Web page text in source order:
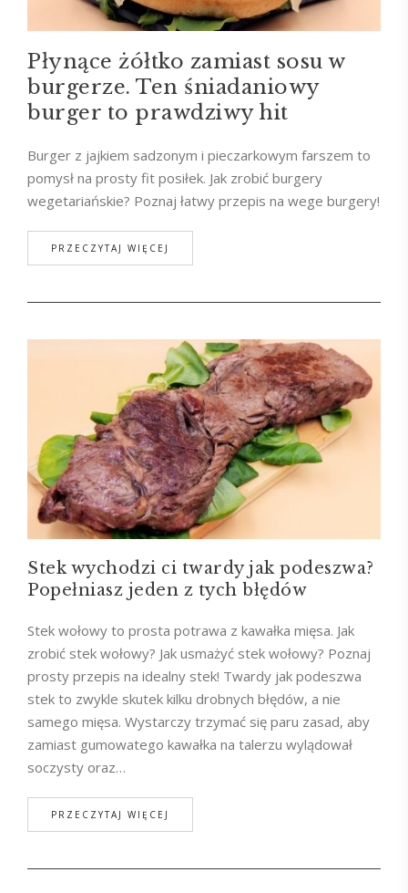
Płynące żółtko zamiast sosu w
burgerze. Ten śniadaniowy
burger to prawdziwy hit
Burger z jajkiem sadzonym i pieczarkowym farszem to
pomysł na prosty fit posiłek. Jak zrobić burgery
wegetariańskie? Poznaj łatwy przepis na wege burgery!
PRZECZYTAJ WIĘCEJ
Stek wychodzi ci twardy jak podeszwa?
Popełniasz jeden z tych błędów
Stek wołowy to prosta potrawa z kawałka mięsa. Jak
zrobić stek wołowy? Jak usmażyć stek wołowy? Poznaj
prosty przepis na idealny stek! Twardy jak podeszwa
stek to zwykle skutek kilku drobnych błędów, a nie
samego mięsa. Wystarczy trzymać się paru zasad, aby
zamiast gumowatego kawałka na talerzu wylądował
soczysty oraz…
PRZECZYTAJ WIĘCEJ